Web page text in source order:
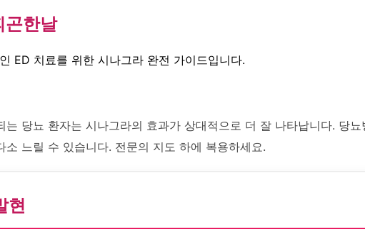
곤한날
ED 치료를 위한 시나그라 완전 가이드입니다.
는 당뇨 환자는 시나그라의 효과가 상대적으로 더 잘 나타납니다. 당
소 느릴 수 있습니다. 전문의 지도 하에 복용하세요.
현